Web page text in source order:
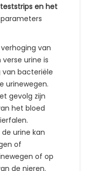
teststrips en het
verhoging van
urine is
bacteriële
urinewegen.
gevolg zijn
het bloed
urine kan
of
of op
de nieren.